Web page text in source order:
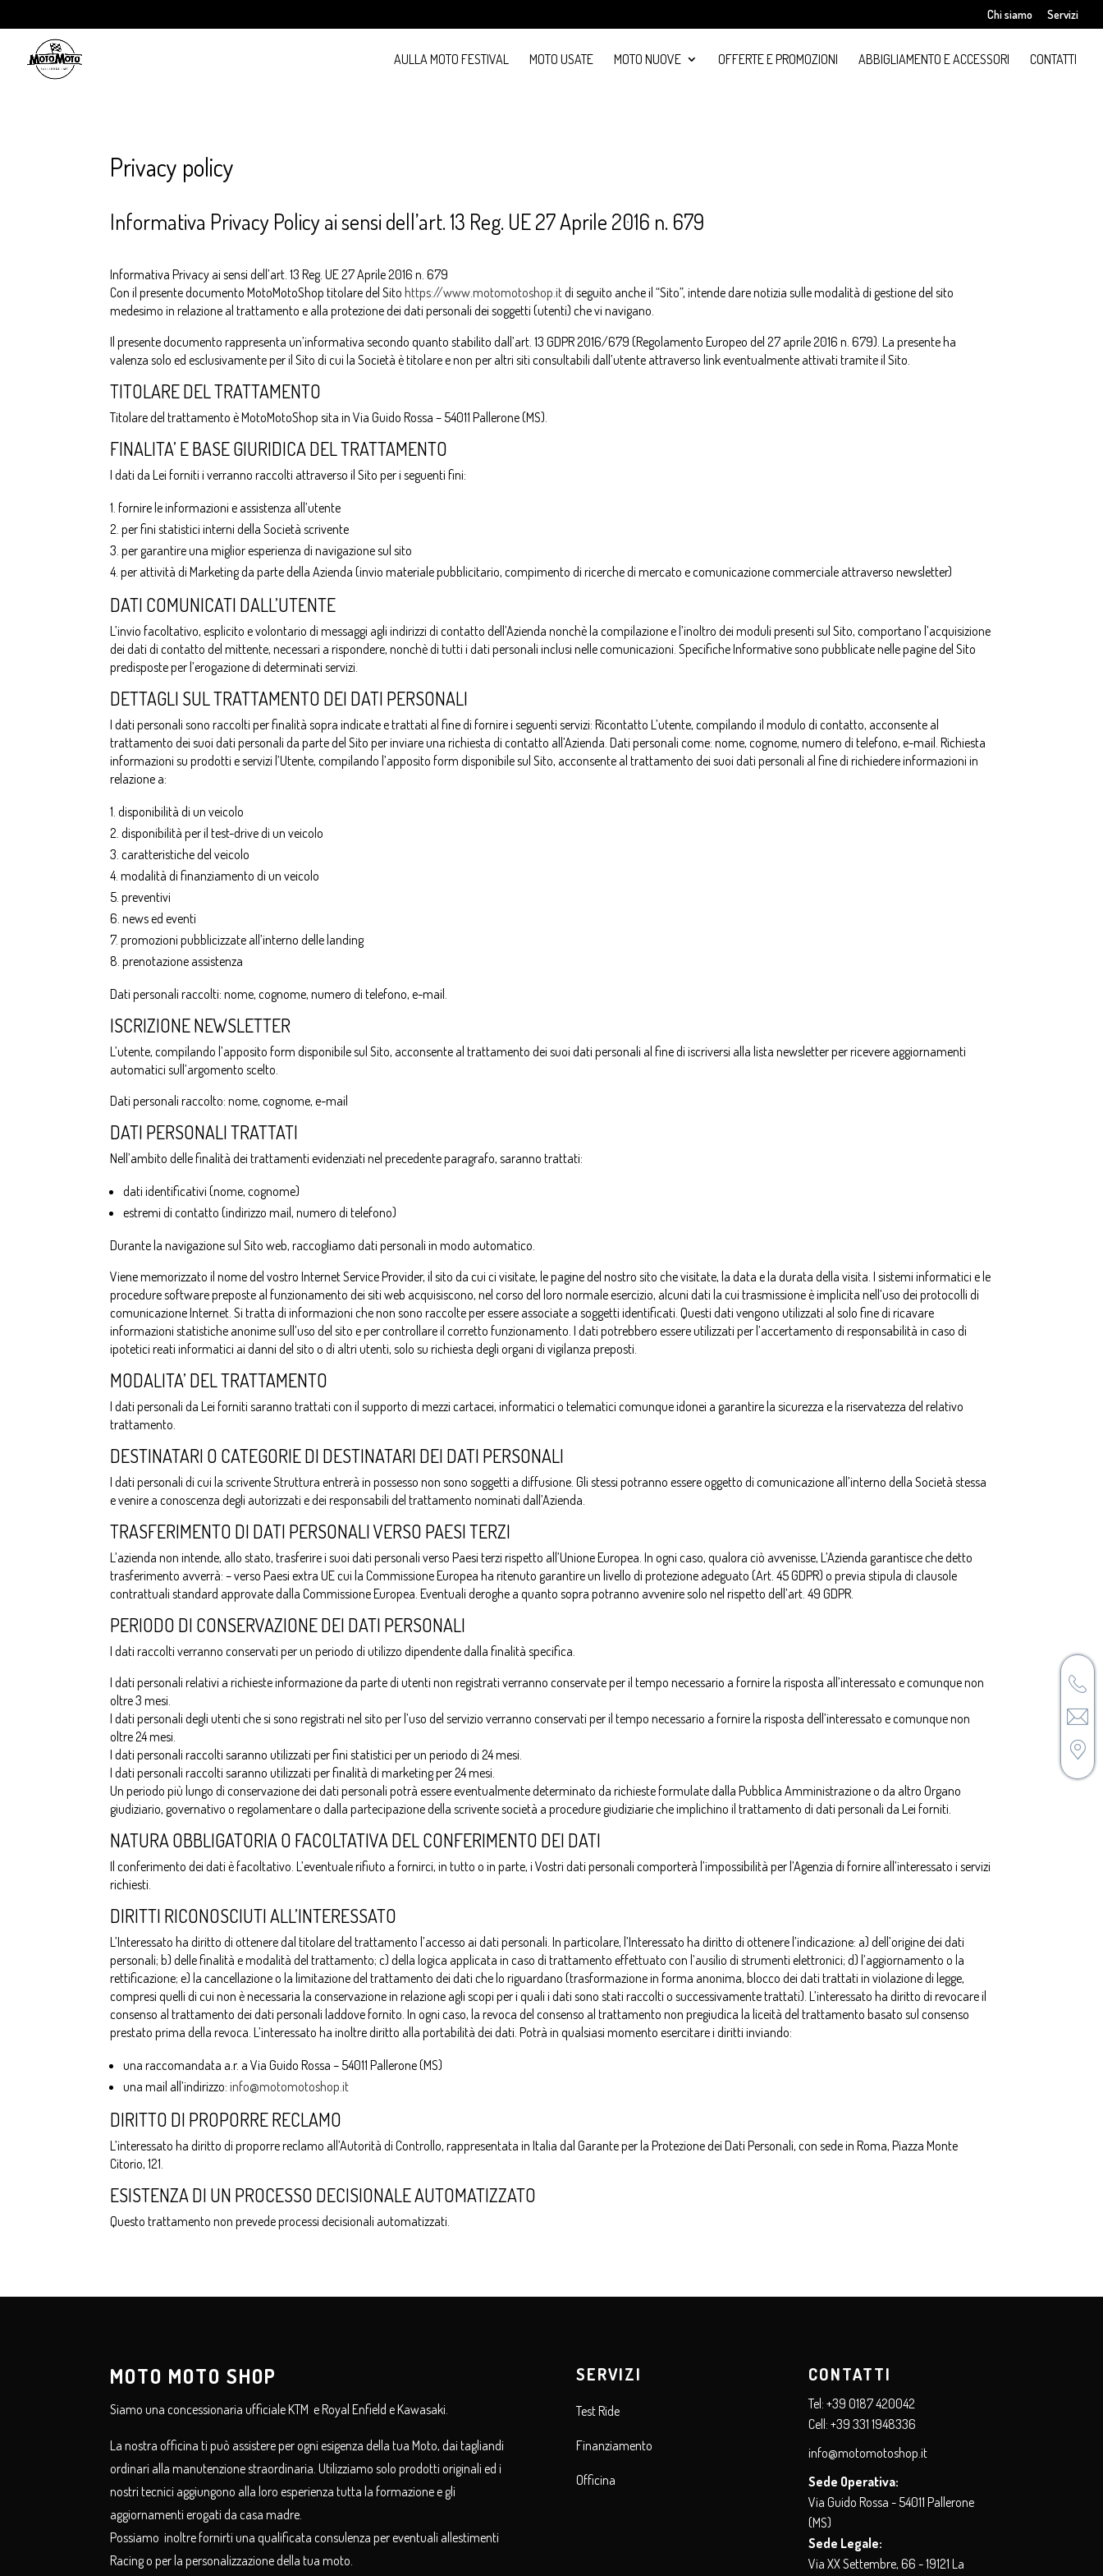
Chi siamo Servizi
AULLA MOTO FESTIVAL MOTO USATE MOTO NUOVE OFFERTE E PROMOZIONI ABBIGLIAMENTO E ACCESSORI CONTATTI
Privacy policy
Informativa Privacy Policy ai sensi dell’art. 13 Reg. UE 27 Aprile 2016 n. 679
Informativa Privacy ai sensi dell’art. 13 Reg. UE 27 Aprile 2016 n. 679
Con il presente documento MotoMotoShop titolare del Sito https://www.motomotoshop.itdi seguito anche il “Sito”, intende dare notizia sulle modalità di gestione del sito
medesimo in relazione al trattamento e alla protezione dei dati personali dei soggetti (utenti) che vi navigano.
Il presente documento rappresenta un’informativa secondo quanto stabilito dall’art. 13 GDPR 2016/679 (Regolamento Europeo del 27 aprile 2016 n. 679). La presente ha
valenza solo ed esclusivamente per il Sito di cui la Società è titolare e non per altri siti consultabili dall’utente attraverso link eventualmente attivati tramite il Sito.
TITOLARE DEL TRATTAMENTO
Titolare del trattamento è MotoMotoShop sita in Via Guido Rossa – 54011 Pallerone (MS).
FINALITA’ E BASE GIURIDICA DEL TRATTAMENTO
I dati da Lei forniti i verranno raccolti attraverso il Sito per i seguenti fini:
fornire le informazioni e assistenza all’utente
per fini statistici interni della Società scrivente
per garantire una miglior esperienza di navigazione sul sito
per attività di Marketing da parte della Azienda (invio materiale pubblicitario, compimento di ricerche di mercato e comunicazione commerciale attraverso newsletter)
DATI COMUNICATI DALL’UTENTE
L’invio facoltativo, esplicito e volontario di messaggi agli indirizzi di contatto dell’Azienda nonchè la compilazione e l’inoltro dei moduli presenti sul Sito, comportano l’acquisizione
dei dati di contatto del mittente, necessari a rispondere, nonchè di tutti i dati personali inclusi nelle comunicazioni. Specifiche Informative sono pubblicate nelle pagine del Sito
predisposte per l’erogazione di determinati servizi.
DETTAGLI SUL TRATTAMENTO DEI DATI PERSONALI
I dati personali sono raccolti per finalità sopra indicate e trattati al fine di fornire i seguenti servizi: Ricontatto L’utente, compilando il modulo di contatto, acconsente al
trattamento dei suoi dati personali da parte del Sito per inviare una richiesta di contatto all’Azienda. Dati personali come: nome, cognome, numero di telefono, e-mail. Richiesta
informazioni su prodotti e servizi l’Utente, compilando l’apposito form disponibile sul Sito, acconsente al trattamento dei suoi dati personali al fine di richiedere informazioni in
relazione a:
disponibilità di un veicolo
disponibilità per il test-drive di un veicolo
caratteristiche del veicolo
modalità di finanziamento di un veicolo
preventivi
news ed eventi
promozioni pubblicizzate all’interno delle landing
prenotazione assistenza
Dati personali raccolti: nome, cognome, numero di telefono, e-mail.
ISCRIZIONE NEWSLETTER
L’utente, compilando l’apposito form disponibile sul Sito, acconsente al trattamento dei suoi dati personali al fine di iscriversi alla lista newsletter per ricevere aggiornamenti
automatici sull’argomento scelto.
Dati personali raccolto: nome, cognome, e-mail
DATI PERSONALI TRATTATI
Nell’ambito delle finalità dei trattamenti evidenziati nel precedente paragrafo, saranno trattati:
dati identificativi (nome, cognome)
estremi di contatto (indirizzo mail, numero di telefono)
Durante la navigazione sul Sito web, raccogliamo dati personali in modo automatico.
Viene memorizzato il nome del vostro Internet Service Provider, il sito da cui ci visitate, le pagine del nostro sito che visitate, la data e la durata della visita. I sistemi informatici e le
procedure software preposte al funzionamento dei siti web acquisiscono, nel corso del loro normale esercizio, alcuni dati la cui trasmissione è implicita nell’uso dei protocolli di
comunicazione Internet. Si tratta di informazioni che non sono raccolte per essere associate a soggetti identificati. Questi dati vengono utilizzati al solo fine di ricavare
informazioni statistiche anonime sull’uso del sito e per controllare il corretto funzionamento. I dati potrebbero essere utilizzati per l’accertamento di responsabilità in caso di
ipotetici reati informatici ai danni del sito o di altri utenti, solo su richiesta degli organi di vigilanza preposti.
MODALITA’ DEL TRATTAMENTO
I dati personali da Lei forniti saranno trattati con il supporto di mezzi cartacei, informatici o telematici comunque idonei a garantire la sicurezza e la riservatezza del relativo
trattamento.
DESTINATARI O CATEGORIE DI DESTINATARI DEI DATI PERSONALI
I dati personali di cui la scrivente Struttura entrerà in possesso non sono soggetti a diffusione. Gli stessi potranno essere oggetto di comunicazione all’interno della Società stessa
e venire a conoscenza degli autorizzati e dei responsabili del trattamento nominati dall’Azienda.
TRASFERIMENTO DI DATI PERSONALI VERSO PAESI TERZI
L’azienda non intende, allo stato, trasferire i suoi dati personali verso Paesi terzi rispetto all’Unione Europea. In ogni caso, qualora ciò avvenisse, L’Azienda garantisce che detto
trasferimento avverrà: – verso Paesi extra UE cui la Commissione Europea ha ritenuto garantire un livello di protezione adeguato (Art. 45 GDPR) o previa stipula di clausole
contrattuali standard approvate dalla Commissione Europea. Eventuali deroghe a quanto sopra potranno avvenire solo nel rispetto dell’art. 49 GDPR.
PERIODO DI CONSERVAZIONE DEI DATI PERSONALI
I dati raccolti verranno conservati per un periodo di utilizzo dipendente dalla finalità specifica.
I dati personali relativi a richieste informazione da parte di utenti non registrati verranno conservate per il tempo necessario a fornire la risposta all’interessato e comunque non
oltre 3 mesi.
I dati personali degli utenti che si sono registrati nel sito per l’uso del servizio verranno conservati per il tempo necessario a fornire la risposta dell’interessato e comunque non
oltre 24 mesi.
I dati personali raccolti saranno utilizzati per fini statistici per un periodo di 24 mesi.
I dati personali raccolti saranno utilizzati per finalità di marketing per 24 mesi.
Un periodo più lungo di conservazione dei dati personali potrà essere eventualmente determinato da richieste formulate dalla Pubblica Amministrazione o da altro Organo
giudiziario, governativo o regolamentare o dalla partecipazione della scrivente società a procedure giudiziarie che implichino il trattamento di dati personali da Lei forniti.
NATURA OBBLIGATORIA O FACOLTATIVA DEL CONFERIMENTO DEI DATI
Il conferimento dei dati è facoltativo. L’eventuale rifiuto a fornirci, in tutto o in parte, i Vostri dati personali comporterà l’impossibilità per l’Agenzia di fornire all’interessato i servizi
richiesti.
DIRITTI RICONOSCIUTI ALL’INTERESSATO
L’Interessato ha diritto di ottenere dal titolare del trattamento l’accesso ai dati personali. In particolare, l’Interessato ha diritto di ottenere l’indicazione: a) dell’origine dei dati
personali; b) delle finalità e modalità del trattamento; c) della logica applicata in caso di trattamento effettuato con l’ausilio di strumenti elettronici; d) l’aggiornamento o la
rettificazione; e) la cancellazione o la limitazione del trattamento dei dati che lo riguardano (trasformazione in forma anonima, blocco dei dati trattati in violazione di legge,
compresi quelli di cui non è necessaria la conservazione in relazione agli scopi per i quali i dati sono stati raccolti o successivamente trattati). L’interessato ha diritto di revocare il
consenso al trattamento dei dati personali laddove fornito. In ogni caso, la revoca del consenso al trattamento non pregiudica la liceità del trattamento basato sul consenso
prestato prima della revoca. L’interessato ha inoltre diritto alla portabilità dei dati. Potrà in qualsiasi momento esercitare i diritti inviando:
una raccomandata a.r. a Via Guido Rossa – 54011 Pallerone (MS)
una mail all’indirizzo: info@motomotoshop.it
DIRITTO DI PROPORRE RECLAMO
L’interessato ha diritto di proporre reclamo all’Autorità di Controllo, rappresentata in Italia dal Garante per la Protezione dei Dati Personali, con sede in Roma, Piazza Monte
Citorio, 121.
ESISTENZA DI UN PROCESSO DECISIONALE AUTOMATIZZATO
Questo trattamento non prevede processi decisionali automatizzati.
MOTO MOTO SHOP
Siamo una concessionaria ufficiale KTM e Royal Enfield e Kawasaki.
La nostra officina ti può assistere per ogni esigenza della tua Moto, dai tagliandi
ordinari alla manutenzione straordinaria. Utilizziamo solo prodotti originali ed i
nostri tecnici aggiungono alla loro esperienza tutta la formazione e gli
aggiornamenti erogati da casa madre.
Possiamo inoltre fornirti una qualificata consulenza per eventuali allestimenti
Racing o per la personalizzazione della tua moto.
SERVIZI
Test Ride
Finanziamento
Officina
CONTATTI
Tel:+39 0187 420042
Cell:+39331 1948336
info@motomotoshop.it
Sede Operativa:
Via Guido Rossa - 54011 Pallerone
(MS)
Sede Legale:
Via XX Settembre, 66 -19121 La